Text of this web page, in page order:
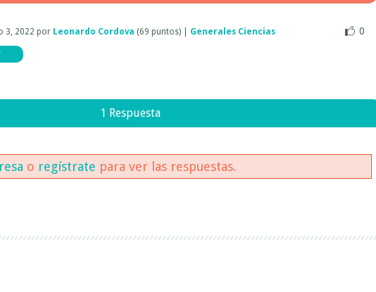
0
3, 2022 por Leonardo Cordova (69 puntos) Generales Ciencias
1 Respuesta
o regístrate para ver las respuestas.